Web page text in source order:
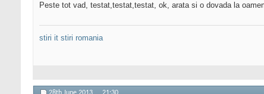
Peste tot vad, testat,testat,testat, ok, arata si o dovada la
stiri it stiri romania